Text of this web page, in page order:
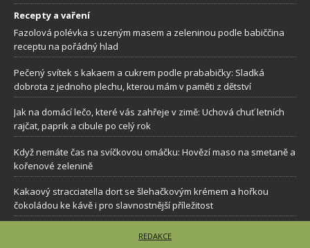
Recepty a vaření
Fazolová polévka s uzeným masem a zeleninou podle babiččina
receptu na pořádný hlad
Pečený svítek s kakaem a cukrem podle prababičky: Sladká
dobrota z jednoho plechu, kterou mám v paměti z dětství
Jak na domácí lečo, které vás zahřeje v zimě: Uchová chuť letních
rajčat, paprik a cibule po celý rok
Když nemáte čas na svíčkovou omáčku: Hovězí maso na smetaně a
kořenové zelenině
Kakaový stracciatella dort se šlehačkovým krémem a hořkou
čokoládou ke kávě i pro slavnostnější příležitost
REDAKCE